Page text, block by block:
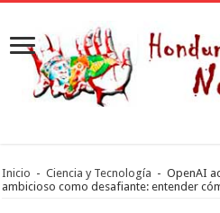
Inicio - Ciencia y Tecnología - OpenAI
ambicioso como desafiante: entender